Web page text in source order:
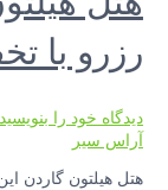
رزرو با
دیدگاه‌ خود را بنویسید
آراس سیر